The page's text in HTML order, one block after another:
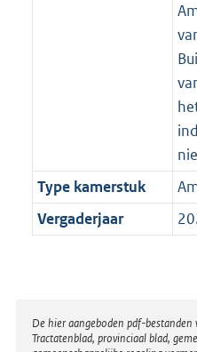
Type kamerstuk
Vergaderjaar
Disclaimer
De hier aangeboden pdf-
Tractatenblad, provinciaal blad,